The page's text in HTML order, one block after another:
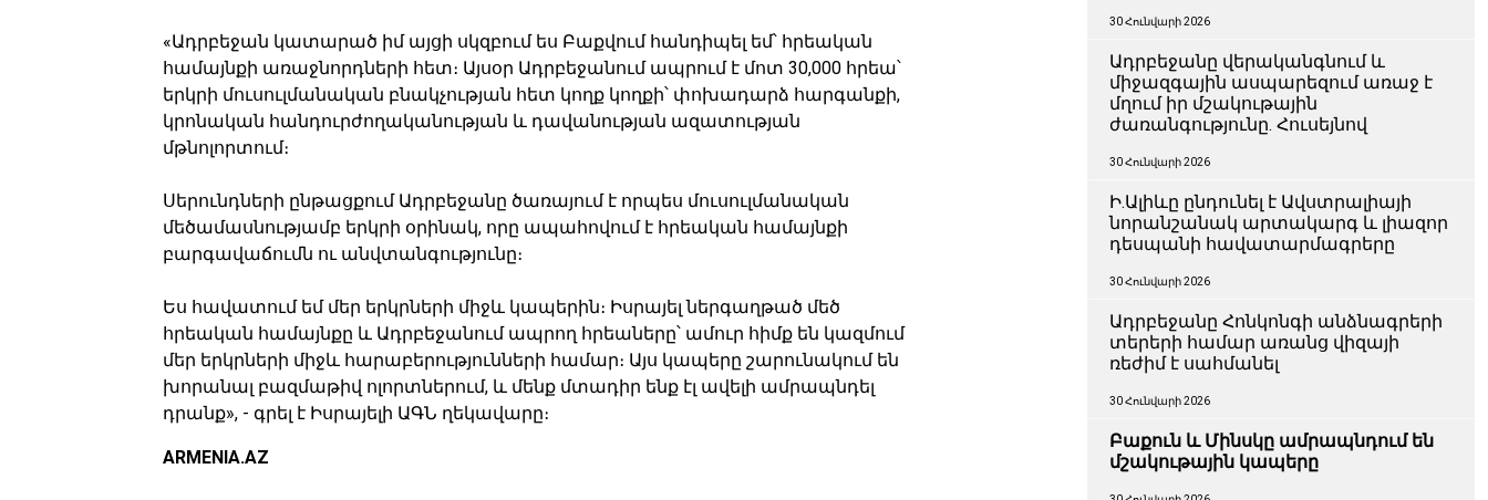
«Ադրբեջան կատարած իմ այցի սկզբում ես Բաքվում հանդիպել եմ՝ հրեական
համայնքի առաջնորդների հետ։ Այսօր Ադրբեջանում ապրում է մոտ 30,000 հրեա՝
երկրի մուսուլմանական բնակչության հետ կողք կողքի՝ փոխադարձ հարգանքի,
կրոնական հանդուրժողականության և դավանության ազատության
մթնոլորտում։
Սերունդների ընթացքում Ադրբեջանը ծառայում է որպես մուսուլմանական
մեծամասնությամբ երկրի օրինակ, որը ապահովում է հրեական համայնքի
բարգավաճումն ու անվտանգությունը։
Ես հավատում եմ մեր երկրների միջև կապերին։ Իսրայել ներգաղթած մեծ
հրեական համայնքը և Ադրբեջանում ապրող հրեաները՝ ամուր հիմք են կազմում
մեր երկրների միջև հարաբերությունների համար։ Այս կապերը շարունակում են
խորանալ բազմաթիվ ոլորտներում, և մենք մտադիր ենք էլ ավելի ամրապնդել
դրանք», - գրել է Իսրայելի ԱԳՆ ղեկավարը։
ARMENIA.AZ
30 Հունվարի 2026
Ադրբեջանը վերականգնում և
միջազգային ասպարեզում առաջ է
մղում իր մշակութային
ժառանգությունը. Հուսեյնով
30 Հունվարի 2026
Ի.Ալիևը ընդունել է Ավստրալիայի
նորանշանակ արտակարգ և լիազոր
դեսպանի հավատարմագրերը
30 Հունվարի 2026
Ադրբեջանը Հոնկոնգի անձնագրերի
տերերի համար առանց վիզայի
ռեժիմ է սահմանել
30 Հունվարի 2026
Բաքուն և Մինսկը ամրապնդում են
մշակութային կապերը